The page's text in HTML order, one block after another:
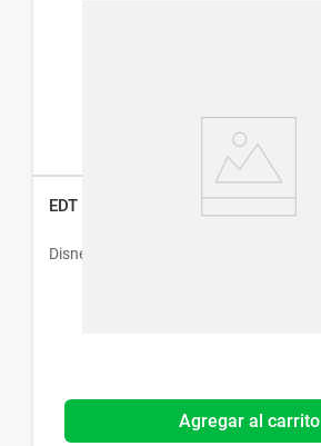
EDT Disney Mickey 214 x 50 ml
Disney
Agregar al carrito